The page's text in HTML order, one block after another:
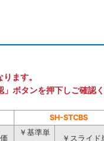
ります。
」ボタンを押下しご確認
SH-STCBS
￥基準単
￥スライド